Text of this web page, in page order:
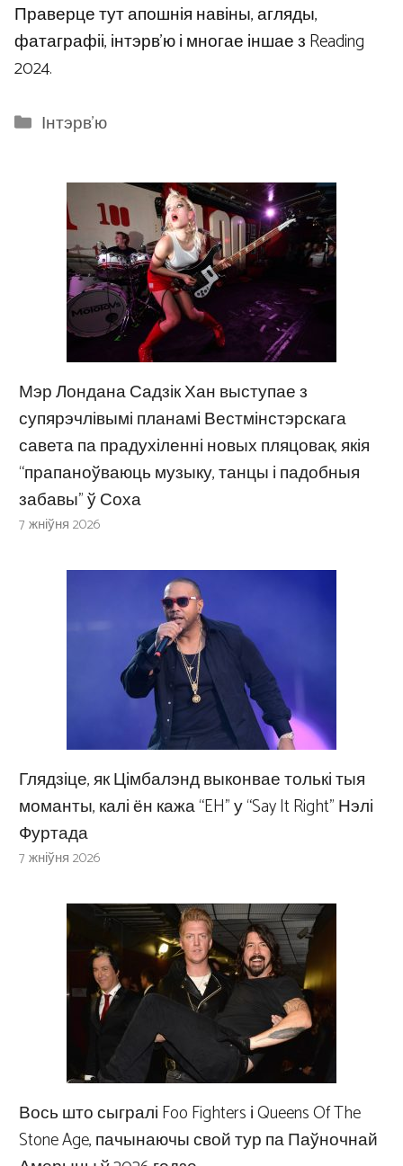
Праверце тут апошнія навіны, агляды,
фатаграфіі, інтэрв’ю і многае іншае з Reading
2024.
Categories
Інтэрв'ю
Мэр Лондана Садзік Хан выступае з
супярэчлівымі планамі Вестмінстэрскага
савета па прадухіленні новых пляцовак, якія
“прапаноўваюць музыку, танцы і падобныя
забавы” ў Соха
7 жніўня 2026
Глядзіце, як Цімбалэнд выконвае толькі тыя
моманты, калі ён кажа “EH” у “Say It Right” Нэлі
Фуртада
7 жніўня 2026
Вось што сыгралі Foo Fighters і Queens Of The
Stone Age, пачынаючы свой тур па Паўночнай